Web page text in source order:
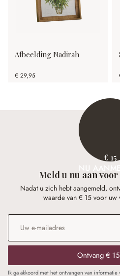
Afbeelding Nadirah
€ 29,95
€ 15
NU
Meld u nu aan
Nadat u zich hebt aangemeld,
waarde van € 15 voor uw
E-mailadres
Ontvang €
Ik ga akkoord met het ontvangen van